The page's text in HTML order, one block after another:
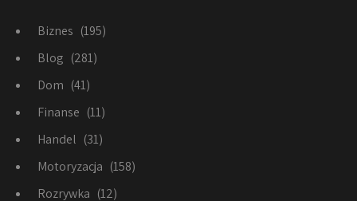
Biznes (195)
Blog (281)
Dom (41)
Finanse (11)
Handel (31)
Motoryzacja (158)
Rozrywka (12)